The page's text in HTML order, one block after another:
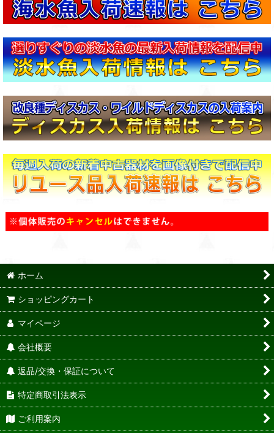
ホーム
ショッピングカート
マイページ
会社概要
返品/交換・保証について
特定商取引法表示
ご利用案内